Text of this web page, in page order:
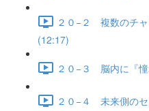
２０−２ 複数のチャ
(12:17)
２０−３ 脳内に『
２０−４ 未来側の